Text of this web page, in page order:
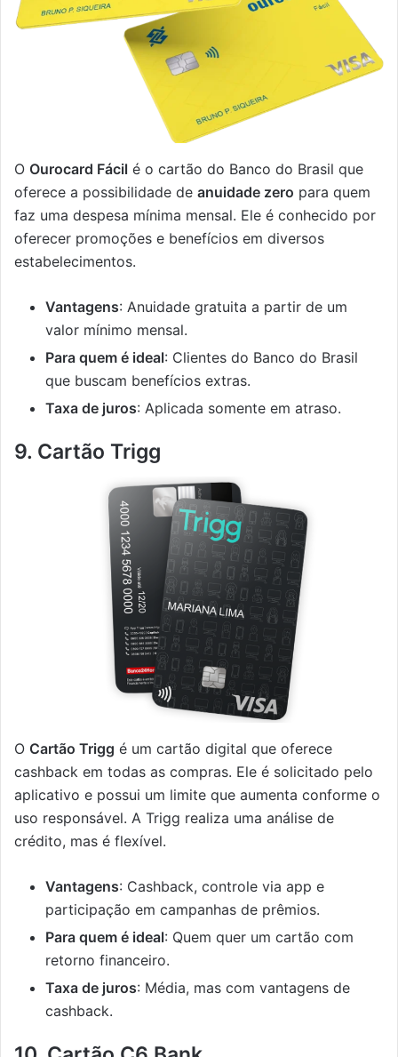
O Ourocard Fácil é o cartão do Banco do Brasil que
oferece a possibilidade de anuidade zero para quem
faz uma despesa mínima mensal. Ele é conhecido por
oferecer promoções e benefícios em diversos
estabelecimentos.
Vantagens: Anuidade gratuita a partir de um
valor mínimo mensal.
Para quem é ideal: Clientes do Banco do Brasil
que buscam benefícios extras.
Taxa de juros: Aplicada somente em atraso.
9. Cartão Trigg
O Cartão Trigg é um cartão digital que oferece
cashback em todas as compras. Ele é solicitado pelo
aplicativo e possui um limite que aumenta conforme o
uso responsável. A Trigg realiza uma análise de
crédito, mas é flexível.
Vantagens: Cashback, controle via app e
participação em campanhas de prêmios.
Para quem é ideal: Quem quer um cartão com
retorno financeiro.
Taxa de juros: Média, mas com vantagens de
cashback.